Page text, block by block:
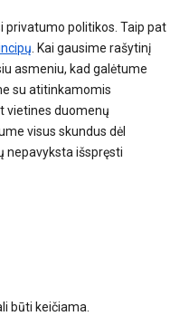
privatumo politikos. Taip pat
. Kai gausime rašytinį
asmeniu, kad galėtume
su atitinkamomis
vietines duomenų
visus skundus dėl
nepavyksta išspręsti
būti keičiama.